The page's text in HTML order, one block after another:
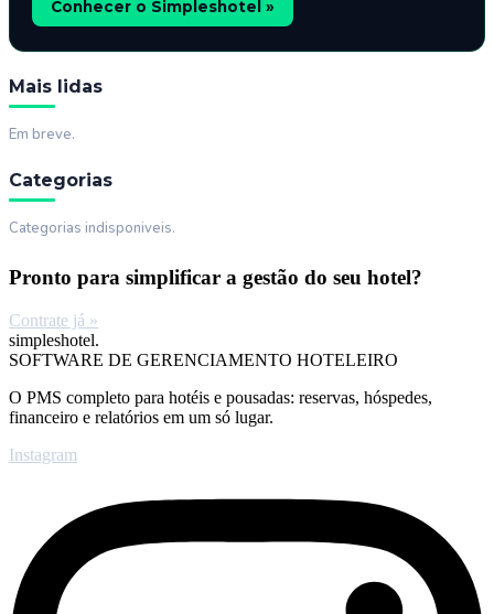
Conhecer o Simpleshotel »
Mais lidas
Em breve.
Categorias
Categorias indisponiveis.
Pronto para simplificar a gestão do seu hotel?
Contrate já »
simpleshotel.
SOFTWARE DE GERENCIAMENTO HOTELEIRO
O PMS completo para hotéis e pousadas: reservas, hóspedes,
financeiro e relatórios em um só lugar.
Instagram